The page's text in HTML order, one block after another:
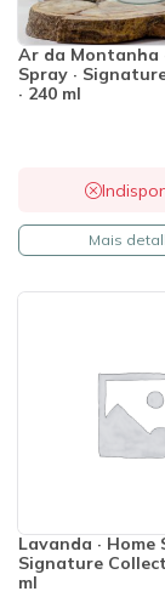
Ar da Montanha
Spray ·
· 240 ml
Mais
Lavanda · Home
Signature
ml